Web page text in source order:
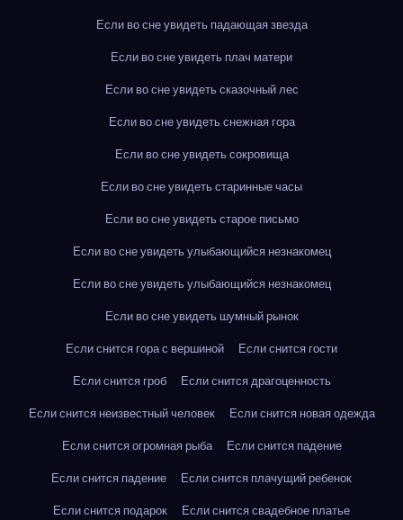
Если во сне увидеть падающая звезда
Если во сне увидеть плач матери
Если во сне увидеть сказочный лес
Если во сне увидеть снежная гора
Если во сне увидеть сокровища
Если во сне увидеть старинные часы
Если во сне увидеть старое письмо
Если во сне увидеть улыбающийся незнакомец
Если во сне увидеть улыбающийся незнакомец
Если во сне увидеть шумный рынок
Если снится гора с вершиной
Если снится гости
Если снится гроб
Если снится драгоценность
Если снится неизвестный человек
Если снится новая одежда
Если снится огромная рыба
Если снится падение
Если снится падение
Если снится плачущий ребенок
Если снится подарок
Если снится свадебное платье